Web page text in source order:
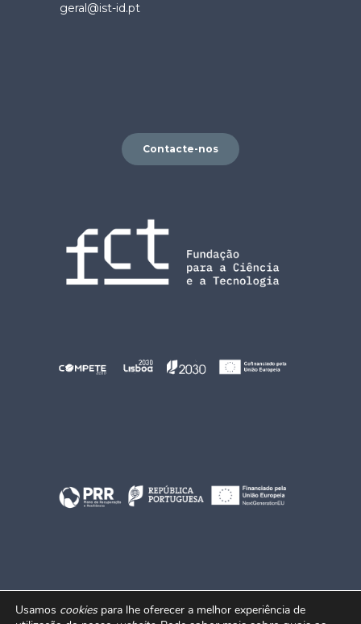
geral@ist-id.pt
Contacte-nos
Usamos cookiespara lhe oferecer a melhor experiência de